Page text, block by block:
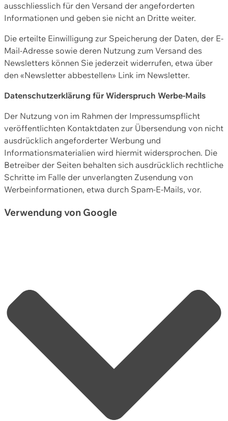
ausschliesslich für den Versand der angeforderten
Informationen und geben sie nicht an Dritte weiter.
Die erteilte Einwilligung zur Speicherung der Daten, der E-
Mail-Adresse sowie deren Nutzung zum Versand des
Newsletters können Sie jederzeit widerrufen, etwa über
den «Newsletter abbestellen» Link im Newsletter.
Datenschutzerklärung für Widerspruch Werbe-Mails
Der Nutzung von im Rahmen der Impressumspflicht
veröffentlichten Kontaktdaten zur Übersendung von nicht
ausdrücklich angeforderter Werbung und
Informationsmaterialien wird hiermit widersprochen. Die
Betreiber der Seiten behalten sich ausdrücklich rechtliche
Schritte im Falle der unverlangten Zusendung von
Werbeinformationen, etwa durch Spam-E-Mails, vor.
Verwendung von Google